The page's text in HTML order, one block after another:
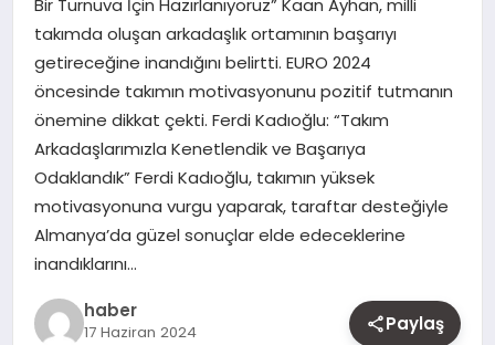
YAŞAM
OTOMOBIL
takımda oluşan arkadaşlık ortamının başarıyı
getireceğine inandığını belirtti. EURO 2024
öncesinde takımın motivasyonunu pozitif tutmanın
önemine dikkat çekti. Ferdi Kadıoğlu: “Takım
Arkadaşlarımızla Kenetlendik ve Başarıya
Odaklandık” Ferdi Kadıoğlu, takımın yüksek
motivasyonuna vurgu yaparak, taraftar desteğiyle
Almanya’da güzel sonuçlar elde edeceklerine
inandıklarını…
haber
17 Haziran 2024 Paylaş